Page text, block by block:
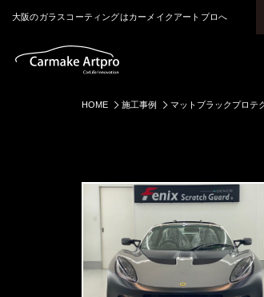
大阪のガラスコーティングはカーメイクアートプロへ
HOME 施工事例 マットブラックプロテ